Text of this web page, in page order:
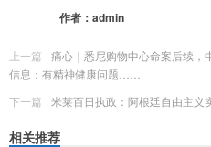
作者： admin
上一篇
痛心｜悉尼购物中心命案后续，
信息：有精神健康问题……
下一篇
米莱百日执政：阿根廷自由主义
相关推荐